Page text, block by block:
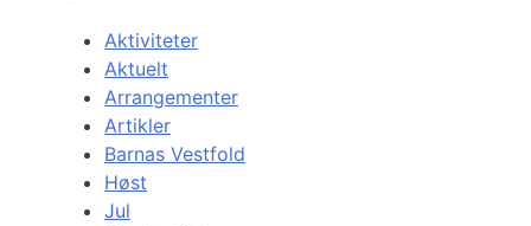
Aktiviteter
Aktuelt
Arrangementer
Artikler
Barnas Vestfold
Høst
Jul